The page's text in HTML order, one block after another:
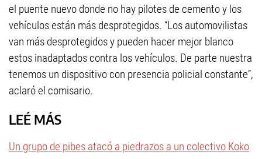
el puente nuevo donde no hay pilotes de cemento y los
vehículos están más desprotegidos. “Los automovilistas
van más desprotegidos y pueden hacer mejor blanco
estos inadaptados contra los vehículos. De parte nuestra
tenemos un dispositivo con presencia policial constante”,
aclaró el comisario.
LEÉ MÁS
Un grupo de pibes atacó a piedrazos a un colectivo Koko